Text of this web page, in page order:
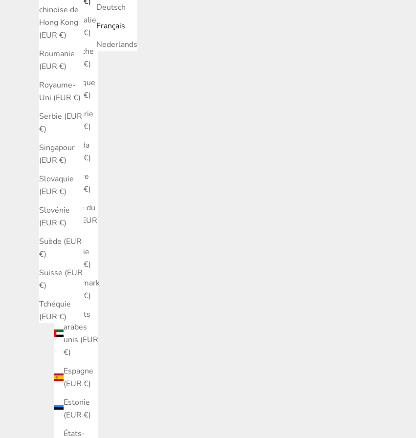
chinoise de
Hong Kong
(EUR €)
Roumanie
(EUR €)
Royaume-
Uni (EUR €)
Serbie (EUR
€)
Singapour
(EUR €)
Slovaquie
(EUR €)
Slovénie
(EUR €)
Suède (EUR
€)
Suisse (EUR
€)
Tchéquie
(EUR €)
Australie
(EUR €)
Autriche
(EUR €)
Belgique
(EUR €)
Bulgarie
(EUR €)
Canada
(EUR €)
Chypre
(EUR €)
Corée du
Sud (EUR
Croatie
(EUR €)
Danemark
(EUR €)
Émirats
arabes
unis (EUR
€)
Espagne
(EUR €)
Estonie
(EUR €)
États-
Deutsch
Français
Nederlands